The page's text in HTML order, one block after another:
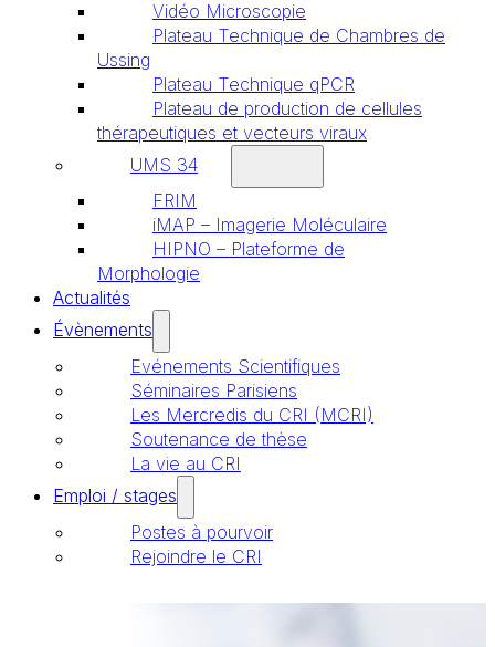
Vidéo Microscopie
Plateau Technique de Chambres de
Ussing
Plateau Technique qPCR
Plateau de production de cellules
thérapeutiques et vecteurs viraux
UMS 34
FRIM
iMAP – Imagerie Moléculaire
HIPNO – Plateforme de
Morphologie
Actualités
Évènements
Evénements Scientifiques
Séminaires Parisiens
Les Mercredis du CRI (MCRI)
Soutenance de thèse
La vie au CRI
Emploi / stages
Postes à pourvoir
Rejoindre le CRI